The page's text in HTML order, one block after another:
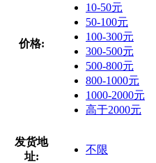
价格:
10-50元
50-100元
100-300元
300-500元
500-800元
800-1000元
1000-2000元
高于2000元
发货地
址:
不限